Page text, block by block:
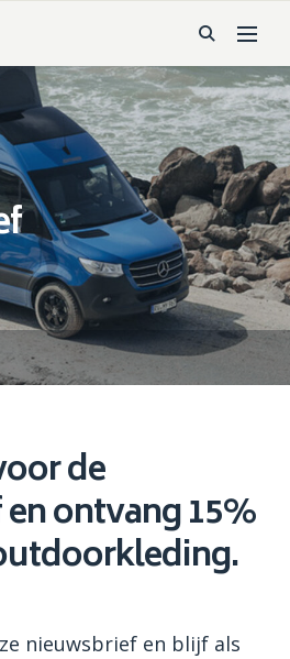
de
ontvang 15%
nieuwsbrief en blijf als